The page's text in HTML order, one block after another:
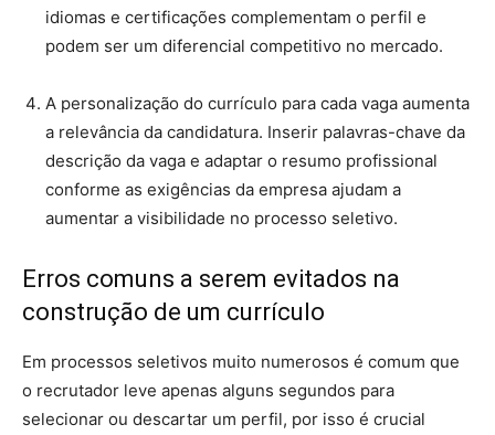
idiomas e certificações complementam o perfil e
podem ser um diferencial competitivo no mercado.
A personalização do currículo para cada vaga aumenta
a relevância da candidatura. Inserir palavras-chave da
descrição da vaga e adaptar o resumo profissional
conforme as exigências da empresa ajudam a
aumentar a visibilidade no processo seletivo.
Erros comuns a serem evitados na
construção de um currículo
Em processos seletivos muito numerosos é comum que
o recrutador leve apenas alguns segundos para
selecionar ou descartar um perfil, por isso é crucial